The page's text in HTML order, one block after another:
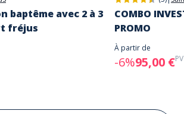
baptême avec 2 à 3
fréjus
COMBO
PROMO
À partir de
-6%95,00 €